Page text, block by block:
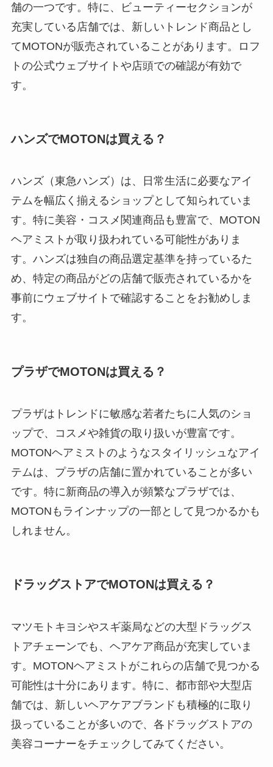
舗の一つです。特に、ビューティーセクションが
充実している店舗では、新しいトレンド商品とし
てMOTONが販売されていることがあります。ロフ
トの公式ウェブサイトや店頭での確認が有効で
す。
ハンズでMOTONは買える？
ハンズ（東急ハンズ）は、日常生活に必要なアイ
テムを幅広く揃えるショップとして知られていま
す。特に美容・コスメ関連商品も豊富で、MOTON
ヘアミストが取り扱われている可能性がありま
す。ハンズは独自の商品選定基準を持っているた
め、特定の商品がどの店舗で販売されているかを
事前にウェブサイトで確認することをお勧めしま
す。
プラザでMOTONは買える？
プラザはトレンドに敏感な若者たちに人気のショ
ップで、コスメや雑貨の取り扱いが豊富です。
MOTONヘアミストのようなスタイリッシュなアイ
テムは、プラザの店舗に置かれていることが多い
です。特に新商品の導入が頻繁なプラザでは、
MOTONもラインナップの一部として見つかるかも
しれません。
ドラッグストアでMOTONは買える？
マツモトキヨシやスギ薬局などの大型ドラッグス
トアチェーンでも、ヘアケア商品が充実していま
す。MOTONヘアミストがこれらの店舗で見つかる
可能性は十分にあります。特に、都市部や大型店
舗では、新しいヘアケアブランドも積極的に取り
扱っていることが多いので、各ドラッグストアの
美容コーナーをチェックしてみてください。